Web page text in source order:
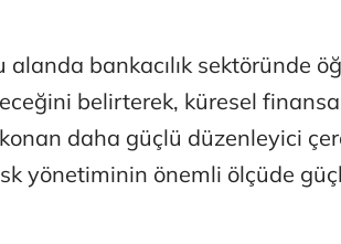
alanda bankacılık sektöründe
belirterek, küresel
daha güçlü düzenleyici
yönetiminin önemli ölçüde